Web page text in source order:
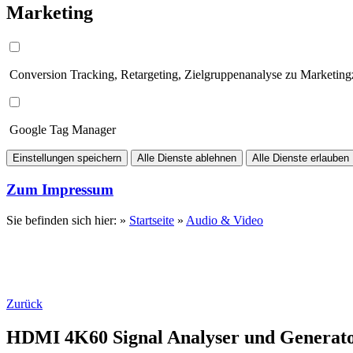
Marketing
Conversion Tracking, Retargeting, Zielgruppenanalyse zu
Google Tag Manager
Einstellungen speichern Alle Dienste ablehnen Alle Dienste erlauben
Zum Impressum
Sie befinden sich hier: » Startseite » Audio & Video
Zurück
HDMI 4K60 Signal Analyser und